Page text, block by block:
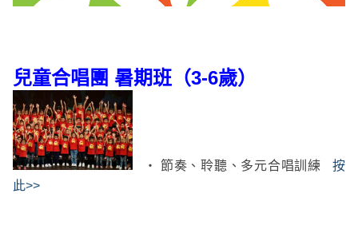
兒童合唱團 暑期班（3-6歲）
‧ 節奏、聆聽、多元合唱訓練 按
此>>